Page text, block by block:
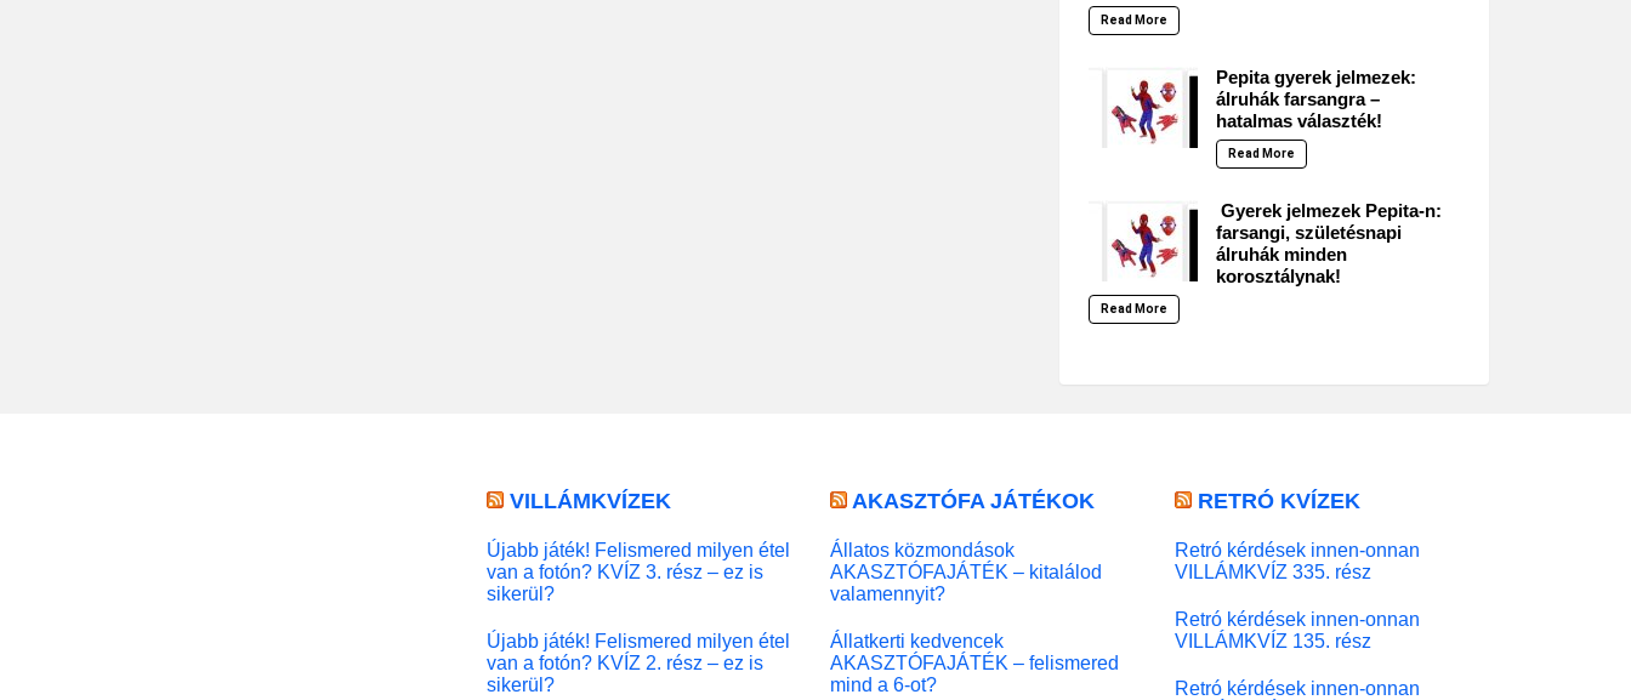
Read More
Pepita gyerek jelmezek:
álruhák farsangra –
hatalmas választék!
Read More
Gyerek jelmezek Pepita-n:
farsangi, születésnapi
álruhák minden
korosztálynak!
Read More
VILLÁMKVÍZEK
Újabb játék! Felismered milyen étel
van a fotón? KVÍZ 3. rész – ez is
sikerül?
Újabb játék! Felismered milyen étel
van a fotón? KVÍZ 2. rész – ez is
sikerül?
AKASZTÓFA JÁTÉKOK
Állatos közmondások
AKASZTÓFAJÁTÉK – kitalálod
valamennyit?
Állatkerti kedvencek
AKASZTÓFAJÁTÉK – felismered
mind a 6-ot?
RETRÓ KVÍZEK
Retró kérdések innen-onnan
VILLÁMKVÍZ 335. rész
Retró kérdések innen-onnan
VILLÁMKVÍZ 135. rész
Retró kérdések innen-onnan